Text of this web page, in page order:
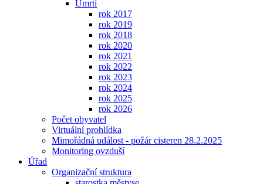
Úmrtí
rok 2017
rok 2019
rok 2018
rok 2020
rok 2021
rok 2022
rok 2023
rok 2024
rok 2025
rok 2026
Počet obyvatel
Virtuální prohlídka
Mimořádná událost - požár cisteren 28.2.2025
Monitoring ovzduší
Úřad
Organizační struktura